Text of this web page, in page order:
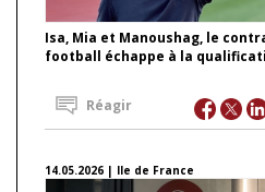
Isa, Mia et Manoushag, le
football échappe à la
Réagir
14.05.2026 | Ile de France